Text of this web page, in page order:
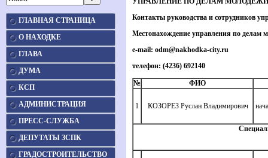
ГЛАВНАЯ СТРАНИЦА
О НАХОДКЕ
ГЛАВА
ДУМА
КСП
АДМИНИСТРАЦИЯ
ПРЕСС-СЛУЖБА
ДЕПУТАТЫ ЗСПК
ГРАДОСТРОИТЕЛЬСТВО
Контакты руководства и сотрудников
Местонахождение управления по делам
e-mail: odm@nakhodka-city.ru
телефон: (4236) 692140
№ ФИО
1 КОЗОРЕЗ Руслан Владимирович